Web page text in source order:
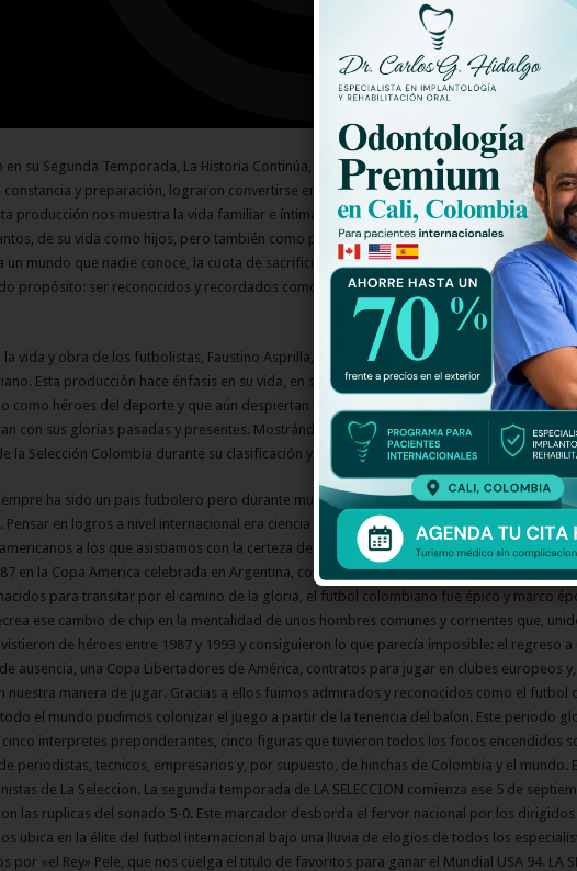
en su Segunda Temporada, La Historia Continúa, cuenta la mágica historia de cinco
constancia y preparación, lograron convertirse en los verdaderos héroes de un país.
producción nos muestra la vida familiar e íntima de cada uno de estos íconos del Futbol.
de su vida como hijos, pero también como padres. La Selección 2, la historia
un mundo que nadie conoce, la cuota de sacrificio que cada uno de ellos tuvo que aportar
propósito: ser reconocidos y recordados como los hombres que le devolvieron la
la vida y obra de los futbolistas, Faustino Asprilla, Carlos ‘El Pibe’ Valderrama, René Higuita,
Esta producción hace énfasis en su vida, en sus amores, en sus familias, en toda la
como héroes del deporte y que aún despiertan las más intensas emociones en todas las
con sus glorias pasadas y presentes. ​Mostrándonos todas las situaciones que tuvieron
la Selección Colombia durante su clasificación y posterior participación en la Copa
ha sido un pais futbolero pero durante muchos años debió resignarse a tener mas
Pensar en logros a nivel internacional era ciencia ficción para nosotros. eramos un
a los que asistiamos con la certeza de que no ganariamos nada. Pero esa triste
en la Copa America celebrada en Argentina, con Francisco Maturana como tecnico y con
para transitar por el camino de la gloria, el futbol colombiano fue épico y marco
ese cambio de chip en la mentalidad de unos hombres comunes y corrientes que,
de héroes entre 1987 y 1993 y consiguieron lo que parecía imposible: el regreso a
ausencia, una Copa Libertadores de América, contratos para jugar en clubes europeos
nuestra manera de jugar. Gracias a ellos fuimos admirados y reconocidos como el futbol
todo el mundo pudimos colonizar el juego a partir de la tenencia del balon. Este periodo
interpretes preponderantes, cinco figuras que tuvieron todos los focos encendidos
periodistas, tecnicos, empresarios y, por supuesto, de hinchas de Colombia y el mundo.
de La Seleccion. La segunda temporada de LA SELECCION comienza ese 5 de
las ruplicas del sonado 5-0. Este marcador desborda el fervor nacional por los dirigidos
ubica en la élite del futbol internacional bajo una lluvia de elogios de todos los
por «el Rey» Pele, que nos cuelga el titulo de favoritos para ganar el Mundial USA 94. LA